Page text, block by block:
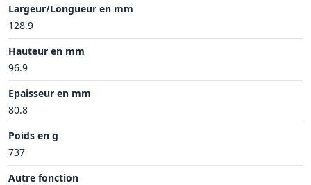
Largeur/Longueur en mm
128.9
Hauteur en mm
96.9
Epaisseur en mm
80.8
Poids en g
737
Autre fonction